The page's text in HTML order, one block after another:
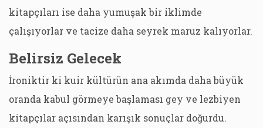
kitapçıları ise daha yumuşak bir iklimde
çalışıyorlar ve tacize daha seyrek maruz kalıyorlar.
Belirsiz Gelecek
İroniktir ki kuir kültürün ana akımda daha büyük
oranda kabul görmeye başlaması gey ve lezbiyen
kitapçılar açısından karışık sonuçlar doğurdu.